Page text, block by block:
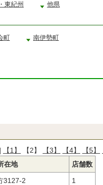
東紀州 他県
町 南伊勢町
【1】 【2】 【3】 【4】 【5】
在地 店舗数
3127-2 1